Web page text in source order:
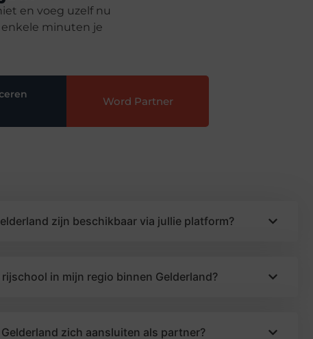
en voeg uzelf nu
minuten je
Word Partner
zijn beschikbaar via jullie platform?
in mijn regio binnen Gelderland?
zich aansluiten als partner?